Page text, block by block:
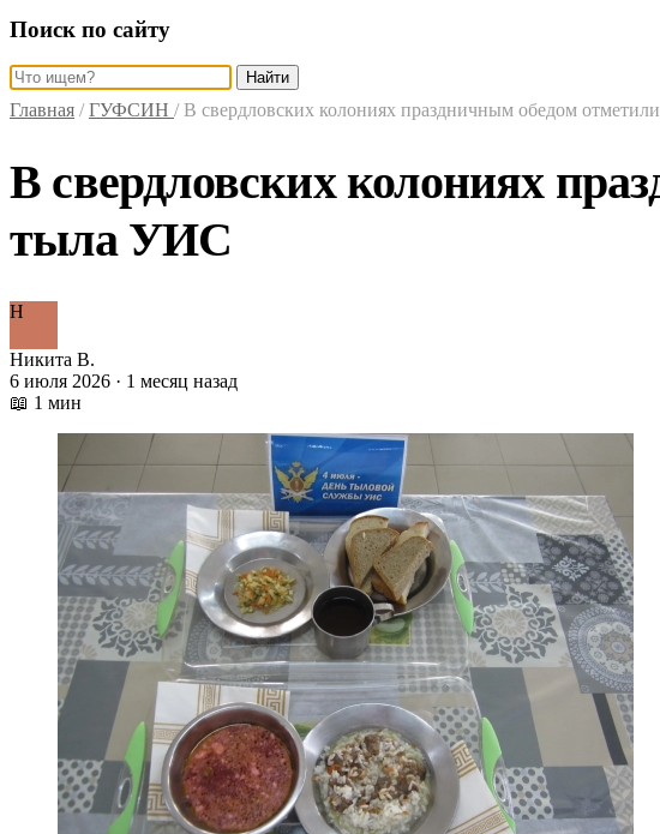
Поиск по сайту
Найти
Главная / ГУФСИН / В свердловских колониях праздничным обедом
В свердловских колониях
тыла УИС
Н
Никита В.
6 июля 2026 · 1 месяц назад
📖 1 мин